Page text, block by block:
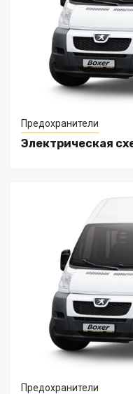
Предохранители
Электрическая
Предохранители